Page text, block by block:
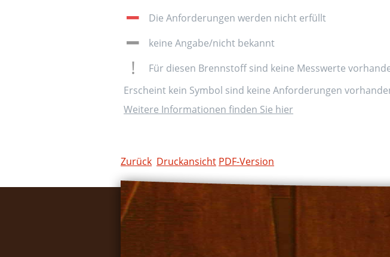
Die Anforderungen werden nicht erfüllt
keine Angabe/nicht bekannt
Für diesen Brennstoff sind keine Messwerte
Erscheint kein Symbol sind keine Anforderungen
Weitere Informationen finden Sie hier
Zurück Druckansicht PDF-Version